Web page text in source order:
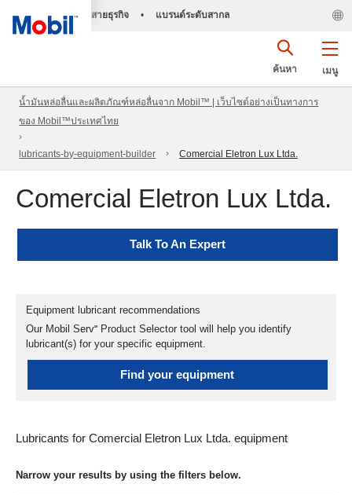
สายธุรกิจ • แบรนด์ระดับสากล
เมนู
ค้นหา
น้ำมันหล่อลื่นและผลิตภัณฑ์หล่อลื่นจาก Mobil™ | เว็บไซต์อย่างเป็นทางการ
ของ Mobil™ประเทศไทย
lubricants-by-equipment-builder Comercial Eletron Lux Ltda.
Comercial Eletron Lux Ltda.
Talk To An Expert
Equipment lubricant recommendations
Our Mobil Serv℠ Product Selector tool will help you identify
lubricant(s) for your specific equipment.
Find your equipment
Lubricants for Comercial Eletron Lux Ltda. equipment
Narrow your results by using the filters below.